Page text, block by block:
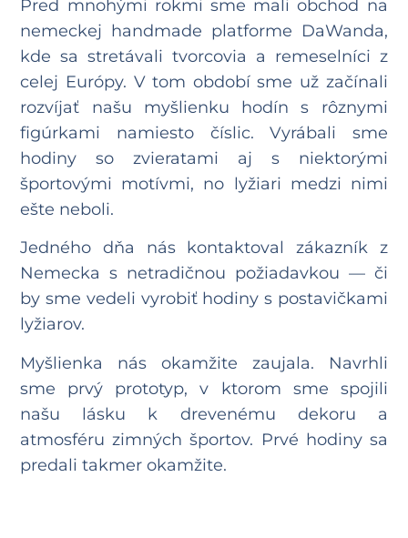
Pred mnohými rokmi sme mali obchod na
nemeckej handmade platforme DaWanda,
kde sa stretávali tvorcovia a remeselníci z
celej Európy. V tom období sme už začínali
rozvíjať našu myšlienku hodín s rôznymi
figúrkami namiesto číslic. Vyrábali sme
hodiny so zvieratami aj s niektorými
športovými motívmi, no lyžiari medzi nimi
ešte neboli.
Jedného dňa nás kontaktoval zákazník z
Nemecka s netradičnou požiadavkou — či
by sme vedeli vyrobiť hodiny s postavičkami
lyžiarov.
Myšlienka nás okamžite zaujala. Navrhli
sme prvý prototyp, v ktorom sme spojili
našu lásku k drevenému dekoru a
atmosféru zimných športov. Prvé hodiny sa
predali takmer okamžite.